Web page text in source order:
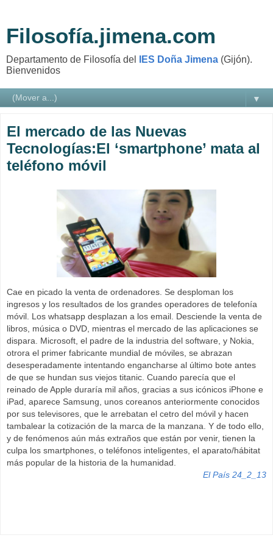
Filosofía.jimena.com
Departamento de Filosofía del IES Doña Jimena (Gijón).
Bienvenidos
▼
El mercado de las Nuevas
Tecnologías:El ‘smartphone’ mata al
teléfono móvil
Cae en picado la venta de ordenadores. Se desploman los
ingresos y los resultados de los grandes operadores de telefonía
móvil. Los whatsapp desplazan a los email. Desciende la venta de
libros, música o DVD, mientras el mercado de las aplicaciones se
dispara. Microsoft, el padre de la industria del software, y Nokia,
otrora el primer fabricante mundial de móviles, se abrazan
desesperadamente intentando engancharse al último bote antes
de que se hundan sus viejos titanic. Cuando parecía que el
reinado de Apple duraría mil años, gracias a sus icónicos iPhone e
iPad, aparece Samsung, unos coreanos anteriormente conocidos
por sus televisores, que le arrebatan el cetro del móvil y hacen
tambalear la cotización de la marca de la manzana. Y de todo ello,
y de fenómenos aún más extraños que están por venir, tienen la
culpa los smartphones, o teléfonos inteligentes, el aparato/hábitat
más popular de la historia de la humanidad.
El País 24_2_13